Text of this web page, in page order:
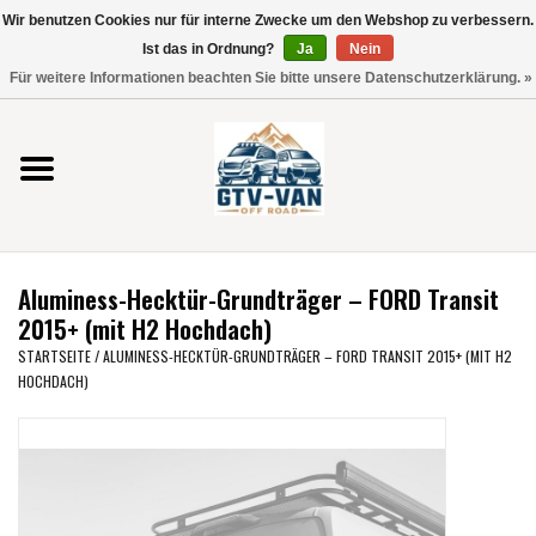
Verwende
die
nach
oben
und
unten,
verfügbare
Ergebnis
auszuwählen.
Eingabetaste,
um
zum
Vito / V-Klasse 447
Viano /Vito 639
VW T7 2025
VW T6
VW T5
VW CRAFTER / MAN TGE
Aluminess-Hecktür-Grundträger – FORD Transit
2015+ (mit H2 Hochdach)
STARTSEITE/ALUMINESS-HECKTÜR-GRUNDTRÄGER – FORD TRANSIT 2015+ (MIT H2
HOCHDACH)
Wir benutzen Cookies nur für interne Zwecke um den Webshop zu verbessern.
Ist das in Ordnung?
Ja
Nein
Für weitere Informationen beachten Sie bitte unsere Datenschutzerklärung. »